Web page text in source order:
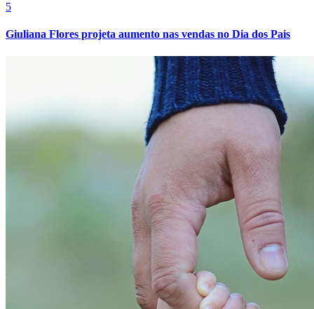
5
Giuliana Flores projeta aumento nas vendas no Dia dos Pais